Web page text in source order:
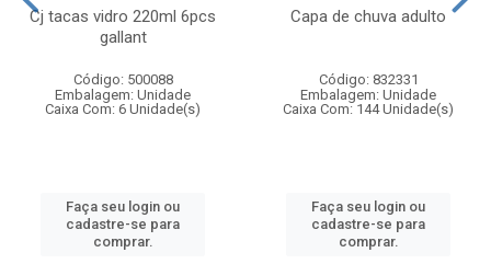
Cj tacas vidro 220ml 6pcs
gallant
Código: 500088
Embalagem: Unidade
Caixa Com: 6 Unidade(s)
Faça seu login ou
cadastre-se para
comprar.
Capa de chuva adulto
Código: 832331
Embalagem: Unidade
Caixa Com: 144 Unidade(s)
Faça seu login ou
cadastre-se para
comprar.